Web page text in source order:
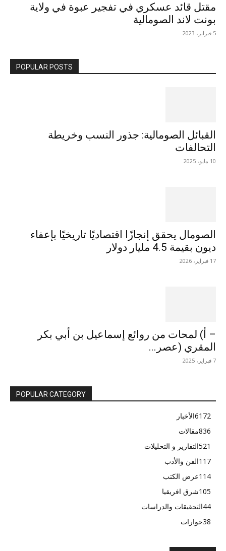
مقتل قائد عسكري في تفجير عبوة في ولاية
بونت لاند الصومالية
5 فبراير، 2023
POPULAR POSTS
القبائل الصومالية: جذور النسب وخريطة
التحالفات
10 مايو، 2025
الصومال يحقق إنجازًا اقتصاديًا تاريخيًا بإعفاء
ديون بقيمة 4.5 مليار دولار
17 فبراير، 2026
– أ) لمحات من روائع إسماعيل بن أبي بكر
المقري (عصر...
7 فبراير، 2025
POPULAR CATEGORY
الأخبار6172
مقالات836
التقارير و التحليلات521
الفن والأدب117
عرض الكتب114
شرق افريقيا105
التحقيقات والدراسات44
حوارات38